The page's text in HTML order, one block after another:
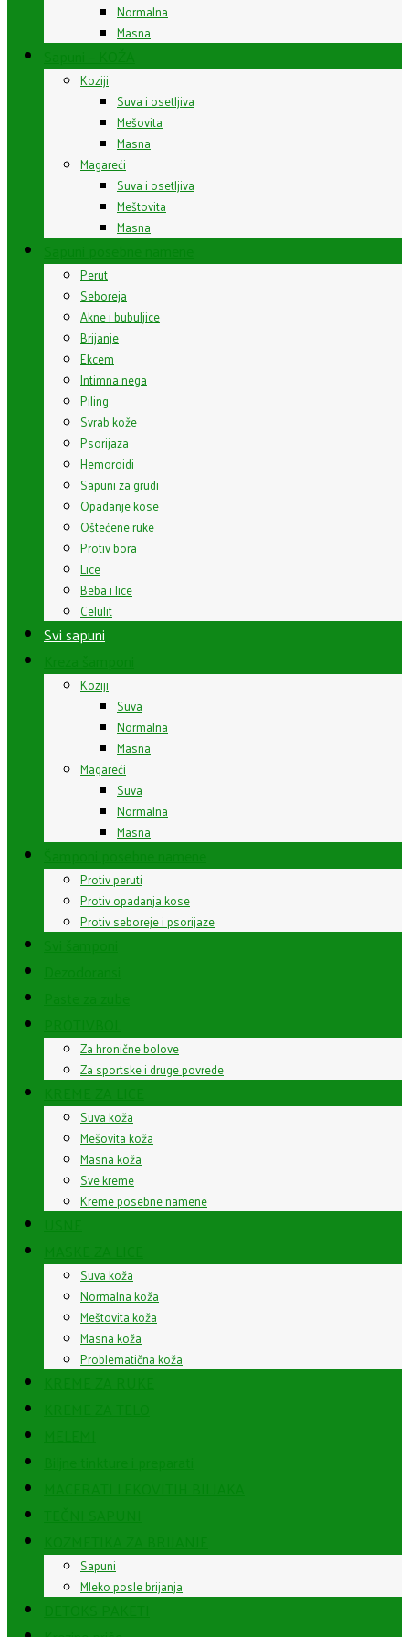
Normalna
Masna
Koziji
Suva i osetljiva
Mešovita
Masna
Magareći
Suva i osetljiva
Meštovita
Masna
Perut
Seboreja
Akne i bubuljice
Brijanje
Ekcem
Intimna nega
Piling
Svrab kože
Psorijaza
Hemoroidi
Sapuni za grudi
Opadanje kose
Oštećene ruke
Protiv bora
Lice
Beba i lice
Celulit
Svi sapuni
Koziji
Suva
Normalna
Masna
Magareći
Suva
Normalna
Masna
Protiv peruti
Protiv opadanja kose
Protiv seboreje i psorijaze
Za hronične bolove
Za sportske i druge povrede
Suva koža
Mešovita koža
Masna koža
Sve kreme
Kreme posebne namene
Suva koža
Normalna koža
Meštovita koža
Masna koža
Problematična koža
Sapuni
Mleko posle brijanja